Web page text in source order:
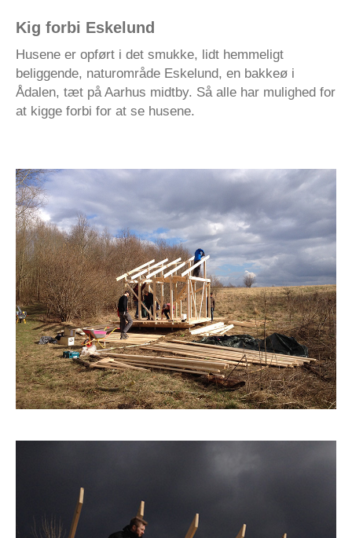
Kig forbi Eskelund
Husene er opført i det smukke, lidt hemmeligt
beliggende, naturområde Eskelund, en bakkeø i
Ådalen, tæt på Aarhus midtby. Så alle har mulighed for
at kigge forbi for at se husene.